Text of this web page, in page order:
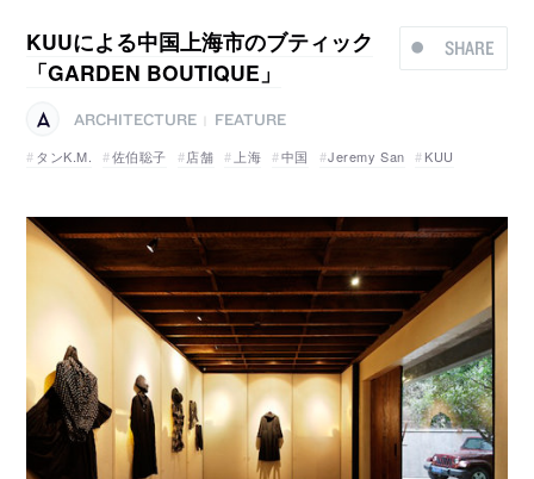
SHARE
KUUによる中国上海市のブティック
「GARDEN BOUTIQUE」
ARCHITECTURE
FEATURE
タンK.M.
佐伯聡子 店舗 上海 中国 Jeremy San KUU